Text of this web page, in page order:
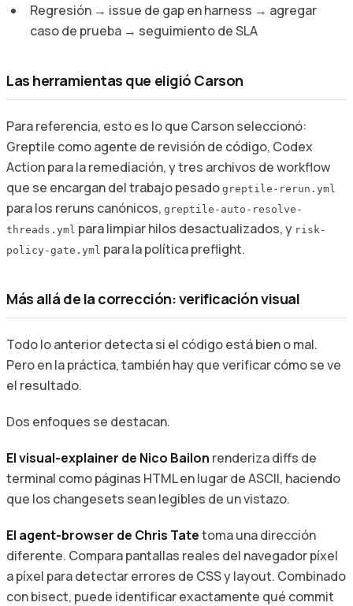
Regresión → issue de gap en harness → agregar
caso de prueba → seguimiento de SLA
Las herramientas que eligió Carson
Para referencia, esto es lo que Carson seleccionó:
Greptile como agente de revisión de código, Codex
Action para la remediación, y tres archivos de workflow
que se encargan del trabajo pesado greptile-rerun.yml
para los reruns canónicos, greptile-auto-resolve-
threads.yml para limpiar hilos desactualizados, y risk-
policy-gate.yml para la política preflight.
Más allá de la corrección: verificación visual
Todo lo anterior detecta si el código está bien o mal.
Pero en la práctica, también hay que verificar cómo se ve
el resultado.
Dos enfoques se destacan.
El visual-explainer de Nico Bailon renderiza diffs de
terminal como páginas HTML en lugar de ASCII, haciendo
que los changesets sean legibles de un vistazo.
El agent-browser de Chris Tatetoma una dirección
diferente. Compara pantallas reales del navegador píxel
a píxel para detectar errores de CSS y layout. Combinado
con bisect, puede identificar exactamente qué commit